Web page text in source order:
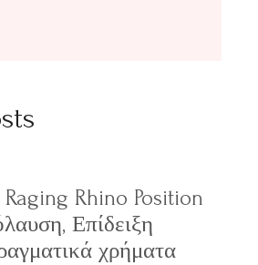
Rhino Position
Επίδειξη
χρήματα